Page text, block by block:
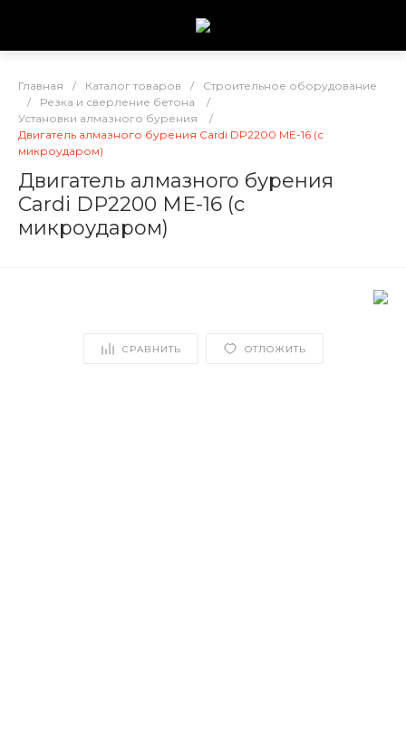
Главная / Каталог товаров /
Строительное оборудование
/
Резка и сверление бетона
/
Установки алмазного бурения
/
Двигатель алмазного бурения Cardi DP2200 ME-16 (с
микроударом)
Двигатель алмазного бурения
Cardi DP2200 ME-16 (с
микроударом)
СРАВНИТЬ ОТЛОЖИТЬ